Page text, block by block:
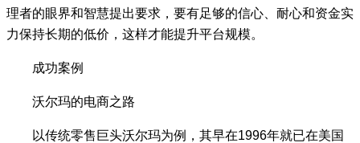
理者的眼界和智慧提出要求，要有足够的信心、耐心和资金实
力保持长期的低价，这样才能提升平台规模。
成功案例
沃尔玛的电商之路
以传统零售巨头沃尔玛为例，其早在1996年就已在美国